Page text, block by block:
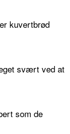
kuvertbrød
svært ved at
som de